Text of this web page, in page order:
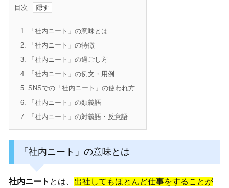
目次
1. 「社内ニート」の意味とは
2. 「社内ニート」の特徴
3. 「社内ニート」の過ごし方
4. 「社内ニート」の例文・用例
5. SNSでの「社内ニート」の使われ方
6. 「社内ニート」の類義語
7. 「社内ニート」の対義語・反意語
「社内ニート」の意味とは
社内ニート とは、 出社してもほとんど仕事をすることが